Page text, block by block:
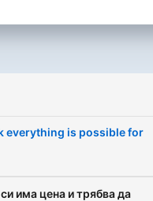
едно по-добро
everything is possible for
има цена и трябва да